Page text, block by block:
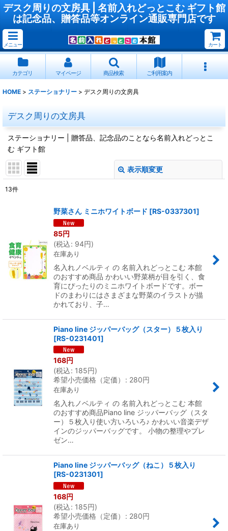
デスク周りの文房具 | 名前入れどっとこむ ギフト館
は記念品、贈答品等オンライン通販専門店です
メニュー カート
カテゴリ マイページ 商品検索 ご利用案内
HOME > ステーショナリー > デスク周りの文房具
デスク周りの文房具
ステーショナリー | 贈答品、記念品のことなら名前入れどっとこ
む ギフト館
表示順変更
13件
野菜さん ミニホワイトボード [RS-0337301]
85円
(税込: 94円)
在庫あり
名入れノベルティ の 名前入れどっとこむ 本館
のおすすめ商品 かわいい野菜柄が目を引く、食
育にぴったりのミニホワイトボードです。ボー
ドのまわりにはさまざまな野菜のイラストが描
かれており、子…
Piano line ジッパーバッグ（スター）５枚入り
[RS-0231401]
168円
(税込: 185円)
希望小売価格（定価）
: 280円
在庫あり
名入れノベルティ の 名前入れどっとこむ 本館
のおすすめ商品Piano line ジッパーバッグ（スタ
ー）５枚入り使い方いろいろ♪ かわいい音楽デザ
インのジッパーバッグです。 小物の整理やプレ
ゼン…
Piano line ジッパーバッグ（ねこ）５枚入り
[RS-0231301]
168円
(税込: 185円)
希望小売価格（定価）
: 280円
在庫あり